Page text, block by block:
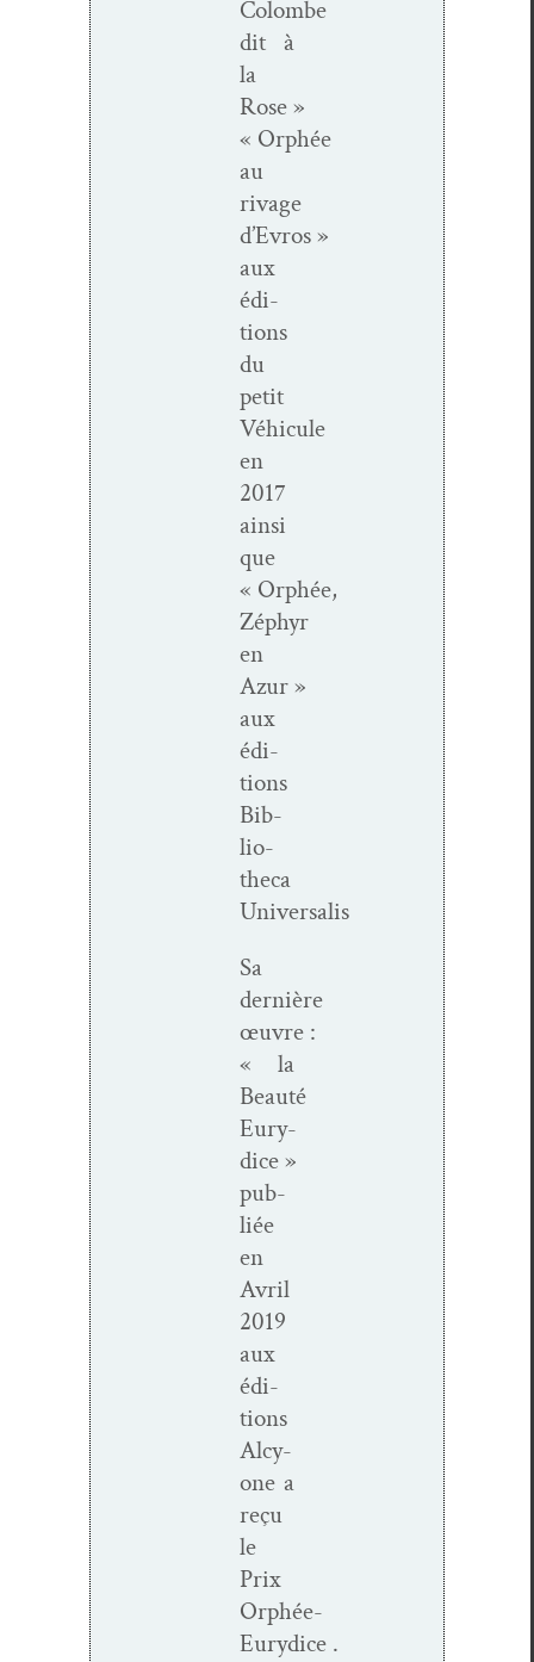
Colombe
dit à
la
Rose »
« Orphée
au
rivage
d’Evros »
aux
édi­
tions
du
petit
Véhicule
en
2017
ain­si
que
« Orphée,
Zéphyr
en
Azur »
aux
édi­
tions
Bib­
lio­
the­ca
Universalis
Sa
dernière
œuvre :
« la
Beauté
Eury­
dice »
pub­
liée
en
Avril
2019
aux
édi­
tions
Alcy­
one a
reçu
le
Prix
Orphée-
Eurydice .